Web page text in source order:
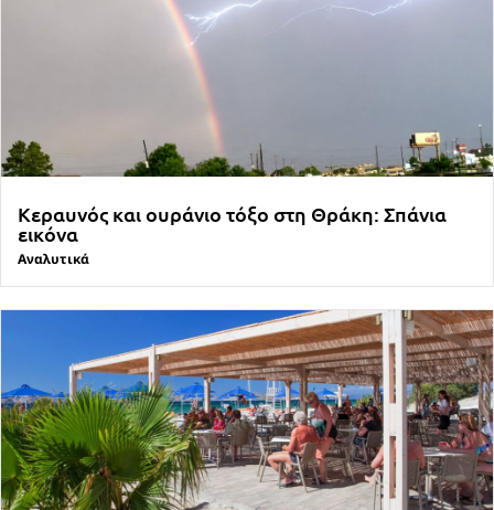
Κεραυνός και ουράνιο τόξο στη Θράκη: Σπάνια
εικόνα
Αναλυτικά